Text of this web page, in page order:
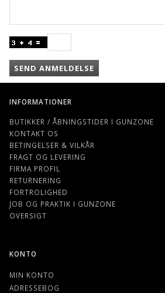
SEND ANMELDELSE
INFORMATIONER
BUTIKKER / ÅBNINGSTIDER I GUNZONE
KONTAKT OS
BETINGELSER & VILKÅR
FRAGT OG LEVERING
FIRMA PROFIL
RETURNERING
FORTROLIGHED
JOB OG PRAKTIK I GUNZONE
OVERSIGT
KONTO
MIN KONTO
ADRESSEBOG